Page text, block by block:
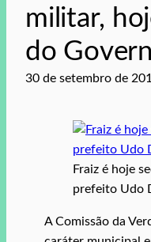
militar,
do
30 de setembro de
Fraiz é hoje
prefeito Udo
A Comissão da